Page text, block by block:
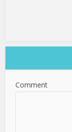
Comment